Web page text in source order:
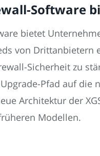
Software
bietet
von
Sicherheit zu
Pfad auf die
Architektur der
Modellen.